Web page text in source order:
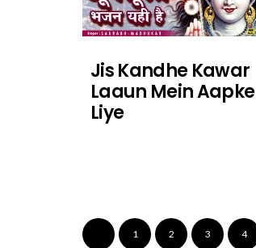
Jis Kandhe Kawar
Laaun Mein Aapke
Liye
1 2 3 4